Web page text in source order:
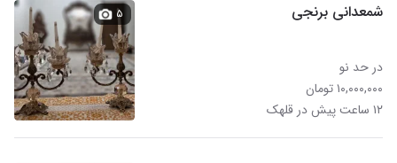
شمعدانی برنجی
در حد نو
۱۰,۰۰۰,۰۰۰ تومان
۱۲ ساعت پیش در قلهک
۵